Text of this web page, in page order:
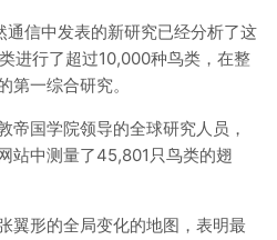
通信中发表的新研究已经分析了这
进行了超过10,000种鸟类，在整
第一综合研究。
帝国学院领导的全球研究人员，
站中测量了45,801只鸟类的翅
翼形的全局变化的地图，表明最